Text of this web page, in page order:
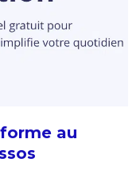
au